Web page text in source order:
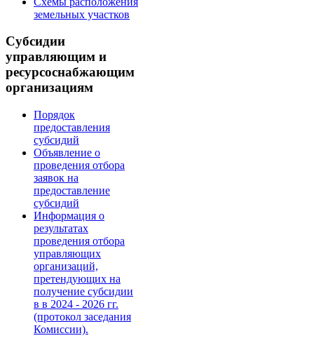
земельных участков
Субсидии
управляющим и
ресурсоснабжающим
организациям
Порядок
предоставления
субсидий
Объявление о
проведения отбора
заявок на
предоставление
субсидий
Информация о
результатах
проведения отбора
управляющих
организаций,
претендующих на
получение субсидии
в в 2024 - 2026 гг.
(протокол заседания
Комиссии).